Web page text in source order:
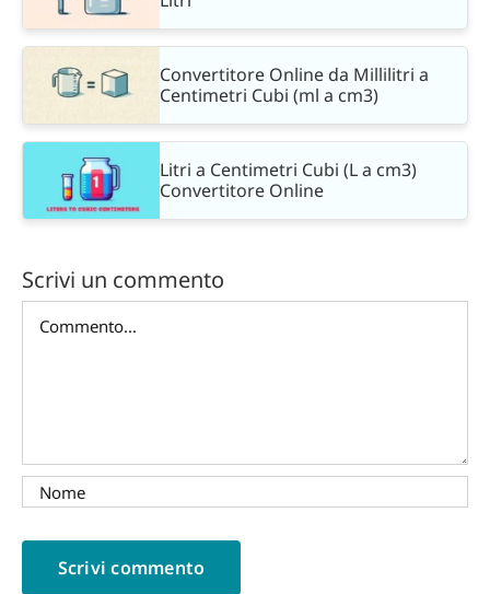
Convertitore Online da Millilitri a
Centimetri Cubi (ml a cm3)
Litri a Centimetri Cubi (L a cm3)
Convertitore Online
Scrivi un commento